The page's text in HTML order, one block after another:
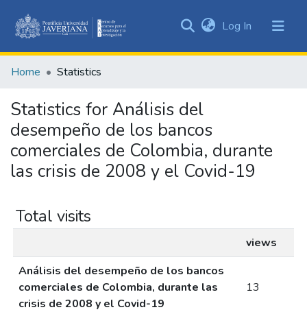
&
All of DSpace
Log In (current)
Home Statistics
Statistics for Análisis del
desempeño de los bancos
comerciales de Colombia, durante
las crisis de 2008 y el Covid-19
Total visits
views
Análisis del desempeño de los bancos
comerciales de Colombia, durante las
crisis de 2008 y el Covid-19
13